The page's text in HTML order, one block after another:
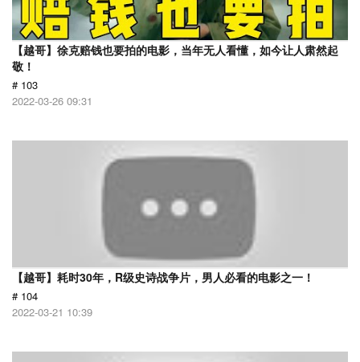
【越哥】徐克赔钱也要拍的电影，当年无人看懂，如今让人肃然起
敬！
# 103
2022-03-26 09:31
【越哥】耗时30年，R级史诗战争片，男人必看的电影之一！
# 104
2022-03-21 10:39